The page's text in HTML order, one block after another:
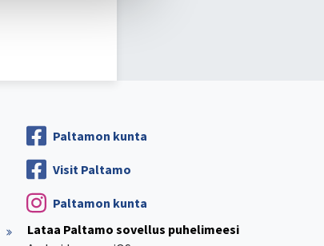
Paltamon kunta
Visit Paltamo
Paltamon kunta
Lataa Paltamo sovellus puhelimeesi